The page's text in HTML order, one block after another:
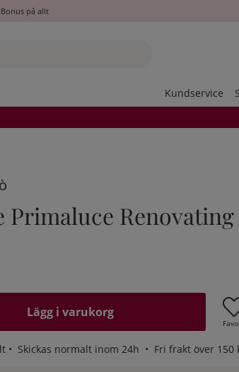
Bonus på allt
Kundservice
Primaluce
Lägg i varukorg
• Skickas normalt inom 24h • Fri frakt över 150